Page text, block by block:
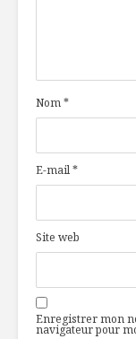
Nom*
E-mail*
Site web
Enregistrer mon
navigateur pour